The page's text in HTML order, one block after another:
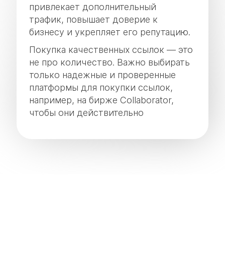
привлекает дополнительный
трафик, повышает доверие к
бизнесу и укрепляет его репутацию.
Покупка качественных ссылок — это
не про количество. Важно выбирать
только надежные и проверенные
платформы для покупки ссылок,
например, на бирже Collaborator,
чтобы они действительно
позиций и не нанесли вред вашему